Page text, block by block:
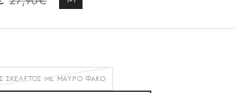
Κανονική
ΣΚΕΛΕΤΌΣ ΜΕ ΜΑΎΡΟ ΦΑΚΌ
ΕΞΑΝΤΛΉΘΗΚΕ